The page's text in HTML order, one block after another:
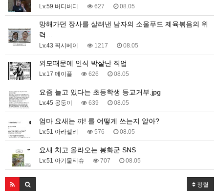
Lv.59 버디버디 627 08.05
망해가던 장사를 살려낸 남자의 소울푸드 제육볶음의 위
력…
Lv.43 픽시베이 1217 08.05
외모때문에 인식 박살난 직업
Lv.17 메이플 626 08.05
요즘 늘고 있다는 초등학생 등교거부.jpg
Lv.45 몽둥이 639 08.05
엄마 요새는 꺄! 를 어떻게 쓰는지 알아?
Lv.51 아라셀리 576 08.05
요새 치고 올라오는 봉화군 SNS
Lv.51 아기물티슈 707 08.05
정렬